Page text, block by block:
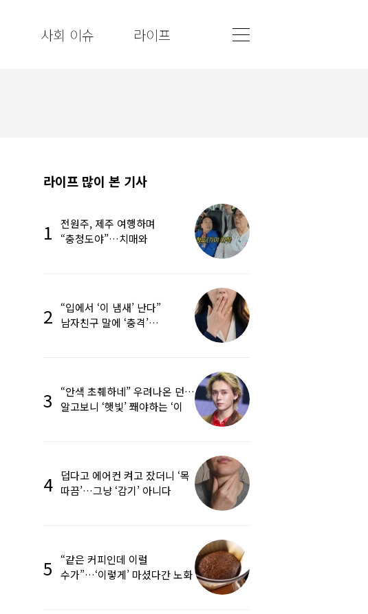
사회 이슈 라이프
라이프 많이 본 기사
전원주, 제주 여행하며
“충청도야”…치매와
“입에서 ‘이 냄새’ 난다”
남자친구 말에 ‘충격’…
“안색 초췌하네” 우려나온 던…
알고보니 ‘햇빛’ 쫴야하는 ‘이
덥다고 에어컨 켜고 잤더니 ‘목
따끔’…그냥 ‘감기’ 아니다
“같은 커피인데 이럴
수가”…‘이렇게’ 마셨다간 노화